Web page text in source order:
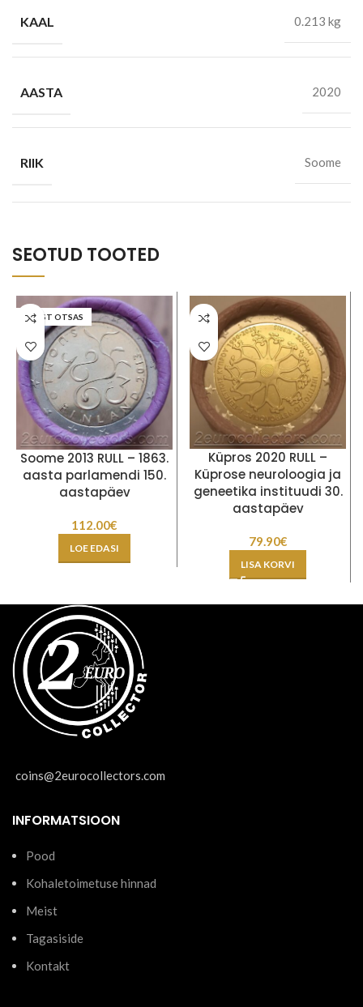
KAAL 0.213 kg
AASTA 2020
RIIK Soome
SEOTUD TOOTED
LAOST OTSAS
Soome 2013 RULL – 1863.
aasta parlamendi 150.
aastapäev
112.00€
LOE EDASI
Küpros 2020 RULL –
Küprose neuroloogia ja
geneetika instituudi 30.
aastapäev
79.90€
LISA KORVI
coins@2eurocollectors.com
INFORMATSIOON
Pood
Kohaletoimetuse hinnad
Meist
Tagasiside
Kontakt